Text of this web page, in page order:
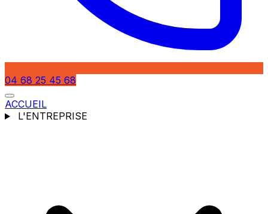
04 68 25 45 68
ACCUEIL
L'ENTREPRISE